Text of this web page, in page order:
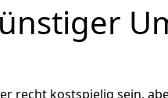
recht kostspielig sein,